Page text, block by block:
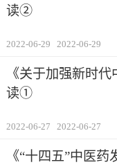
读②
2022-06-29 2022-06-29
《关于加强新时
读①
2022-06-27 2022-06-27
《“十四五”中医